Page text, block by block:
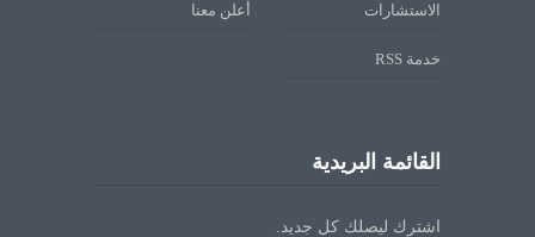
الاستشارات أعلن معنا
خدمة RSS
القائمة البريدية
اشترك ليصلك كل جديد.